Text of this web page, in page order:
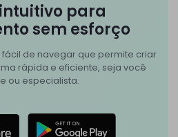
para
sem esforço
de navegar que permite criar
rápida e eficiente, seja você
ou especialista.